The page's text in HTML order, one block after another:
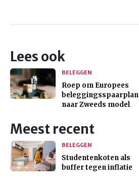
Lees ook
BELEGGEN
Roep om Europees
beleggingsspaarplan
naar Zweeds model
Meest recent
BELEGGEN
Studentenkoten als
buffer tegen inflatie